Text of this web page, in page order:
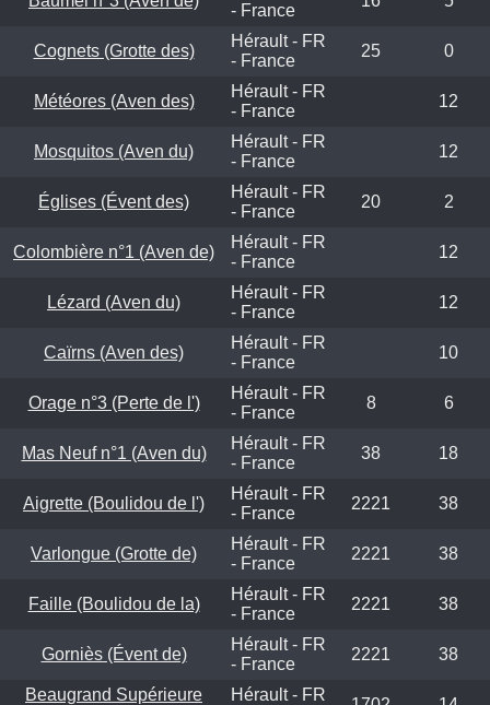
- France
Cognets (Grotte des)
Hérault - FR
- France
25 0
Météores (Aven des)
Hérault - FR
- France
12
Mosquitos (Aven du)
Hérault - FR
- France
12
Églises (Évent des)
Hérault - FR
- France
20 2
Colombière n°1 (Aven de)
Hérault - FR
- France
12
Lézard (Aven du)
Hérault - FR
- France
12
Caïrns (Aven des)
Hérault - FR
- France
10
Orage n°3 (Perte de l')
Hérault - FR
- France
8 6
Mas Neuf n°1 (Aven du)
Hérault - FR
- France
38 18
Aigrette (Boulidou de l')
Hérault - FR
- France
2221 38
Varlongue (Grotte de)
Hérault - FR
- France
2221 38
Faille (Boulidou de la)
Hérault - FR
- France
2221 38
Gorniès (Évent de)
Hérault - FR
- France
2221 38
Beaugrand Supérieure
Hérault - FR